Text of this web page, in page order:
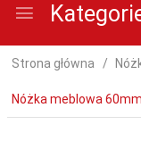
Strona główna
Nóżka meblowa 60mm